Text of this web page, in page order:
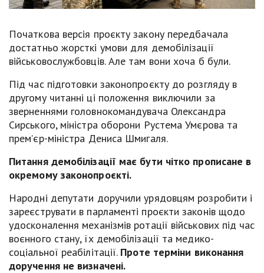
Початкова версія проєкту закону передбачала
достатньо жорсткі умови для демобілізації
військовослужбовців. Але там вони хоча б були.
Під час підготовки законопроєкту до розгляду в
другому читанні ці положення виключили за
зверненнями головнокомандувача Олександра
Сирського, міністра оборони Рустема Умєрова та
прем’єр-міністра Дениса Шмигаля.
Питання демобілізації має бути чітко прописане в
окремому законопроєкті.
Народні депутати доручили урядовцям розробити і
зареєструвати в парламенті проєкти законів щодо
удосконалення механізмів ротації військових під час
воєнного стану, їх демобілізації та медико-
соціальної реабілітації. Проте терміни виконання
доручення не визначені.